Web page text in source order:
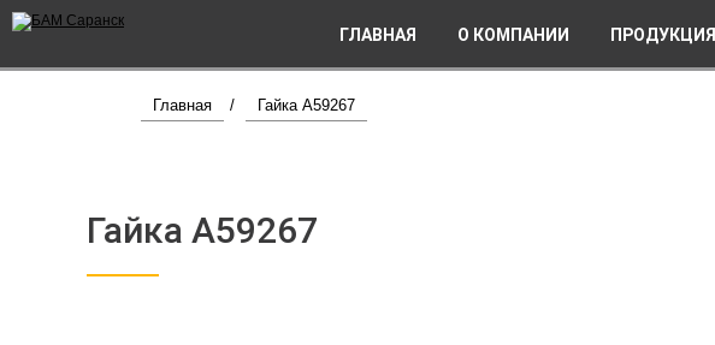
ГЛАВНАЯ О КОМПАНИИ ПРОДУКЦИЯ
Главная / Гайка A59267
Гайка A59267